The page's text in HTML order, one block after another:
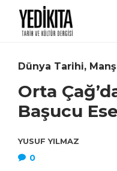
Dünya Tarihi,
Orta
Başucu
YUSUF YILMAZ
0